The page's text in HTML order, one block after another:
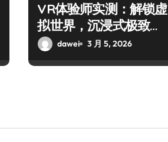
VR体验师实测：解锁虚
拟世界，沉浸式极致之
旅！dawei 3 月 5, 2026